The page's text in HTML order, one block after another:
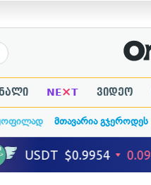
NE×T ვიდეო
მთავარია გჯეროდეს